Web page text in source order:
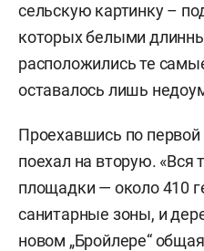
сельскую картинку –
которых белыми
расположились те
оставалось лишь
Проехавшись по
поехал на вторую. «Вся
площадки — около 410
санитарные зоны, и
новом „Бройлере“